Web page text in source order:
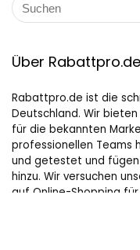
Über Rabattpro.de
Rabattpro.de ist die
Deutschland. Wir
für die bekannten
professionellen Teams
und getestet und
hinzu. Wir versuchen
auf Online-Shopping